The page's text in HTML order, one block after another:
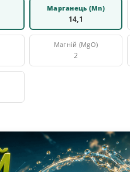
Марганець (Mn)
14,1
Магній (MgO)
2